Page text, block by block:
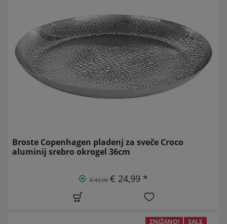
Broste Copenhagen pladenj za sveče Croco
aluminij srebro okrogel 36cm
€ 43,90 € 24,99 *
ZNIŽANO! SALE